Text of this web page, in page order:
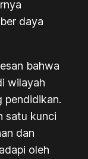
daya
bahwa
wilayah
pendidikan.
satu kunci
dan
oleh